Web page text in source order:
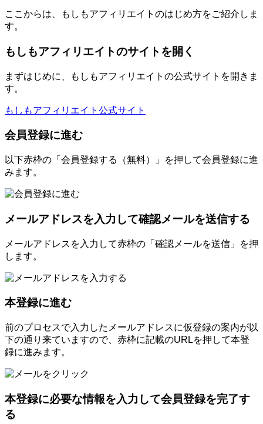
ここからは、もしもアフィリエイトのはじめ方をご紹介しま
す。
もしもアフィリエイトのサイトを開く
まずはじめに、もしもアフィリエイトの公式サイトを開きま
す。
もしもアフィリエイト公式サイト
会員登録に進む
以下赤枠の「会員登録する（無料）」を押して会員登録に進
みます。
メールアドレスを入力して確認メールを送信する
メールアドレスを入力して赤枠の「確認メールを送信」を押
します。
本登録に進む
前のプロセスで入力したメールアドレスに仮登録の案内が以
下の通り来ていますので、赤枠に記載のURLを押して本登
録に進みます。
本登録に必要な情報を入力して会員登録を完了す
る